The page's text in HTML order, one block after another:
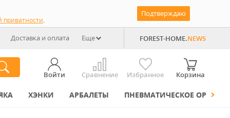
приватности.
Подтверждаю
Доставка и оплата Еще FOREST-HOME.NEWS
Войти Сравнение Избранное Корзина
ХЭНКИ АРБАЛЕТЫ ПНЕВМАТИЧЕСКОЕ ОРУЖИЕ